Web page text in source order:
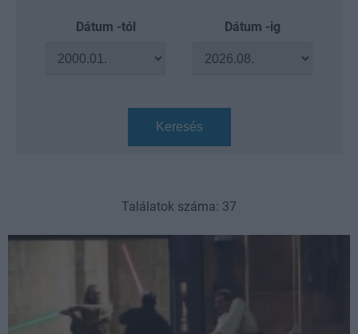
Dátum -tól Dátum -ig
Keresés
Találatok száma: 37